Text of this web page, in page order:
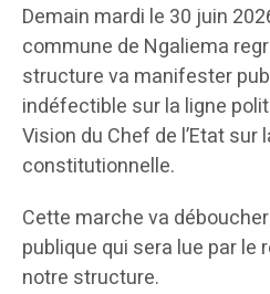
Demain mardi le 30 juin
commune de Ngaliema
structure va manifester
indéfectible sur la ligne
Vision du Chef de l’Etat sur
constitutionnelle.
Cette marche va
publique qui sera lue par le
notre structure.